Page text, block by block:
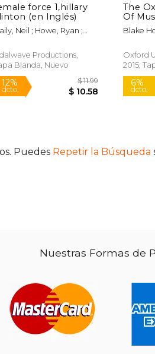
force 1,hillary
(en Inglés)
Neil ; Howe, Ryan ;
Productions,
Blanda, Nuevo
The
Of
Blake
Oxford
2015,
Puedes Repetir la Búsqueda
Nuestras Formas de